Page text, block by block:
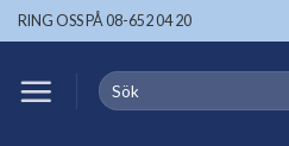
Skip
to
RING OSS PÅ 08-652 04 20
Search
for: